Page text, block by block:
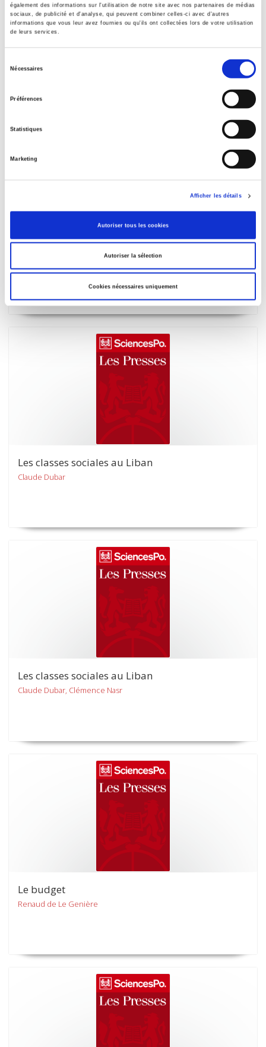
également des informations sur l'utilisation de notre site avec nos partenaires de médias
sociaux, de publicité et d'analyse, qui peuvent combiner celles-ci avec d'autres
informations que vous leur avez fournies ou qu'ils ont collectées lors de votre utilisation
de leurs services.
Nécessaires
Préférences
Statistiques
Marketing
Afficher les détails
Autoriser tous les cookies
Autoriser la sélection
Cookies nécessaires uniquement
Communisme et nationalisme en Algérie, 1920-
1962
Les classes sociales au Liban
Claude Dubar
Les classes sociales au Liban
Claude Dubar, Clémence Nasr
Le budget
Renaud de Le Genière